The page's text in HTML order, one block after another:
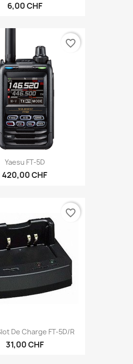
6,00 CHF
Yaesu FT-5D
420,00 CHF
favorite_border
De Charge FT-5D/R
31,00 CHF
favorite_border